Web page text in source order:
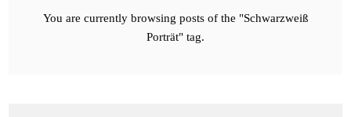
You are currently browsing posts of the "Schwarzweiß
Porträt" tag.